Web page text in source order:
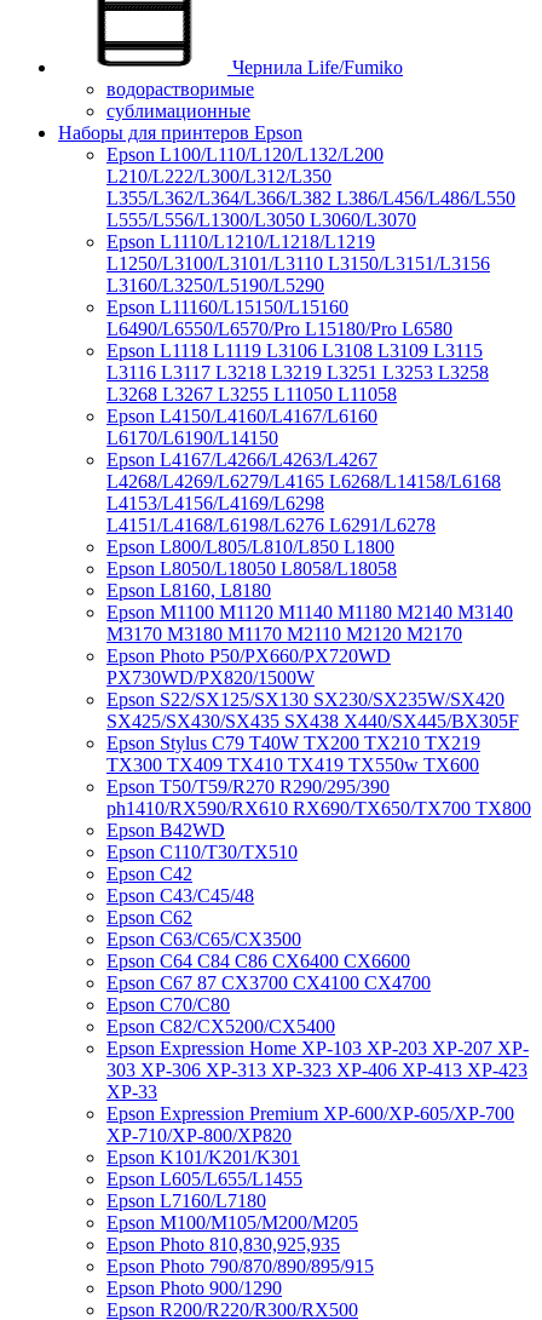
Чернила Life/Fumiko
водорастворимые
сублимационные
Наборы для принтеров Epson
Epson L100/L110/L120/L132/L200
L210/L222/L300/L312/L350
L355/L362/L364/L366/L382 L386/L456/L486/L550
L555/L556/L1300/L3050 L3060/L3070
Epson L1110/L1210/L1218/L1219
L1250/L3100/L3101/L3110 L3150/L3151/L3156
L3160/L3250/L5190/L5290
Epson L11160/L15150/L15160
L6490/L6550/L6570/Pro L15180/Pro L6580
Epson L1118 L1119 L3106 L3108 L3109 L3115
L3116 L3117 L3218 L3219 L3251 L3253 L3258
L3268 L3267 L3255 L11050 L11058
Epson L4150/L4160/L4167/L6160
L6170/L6190/L14150
Epson L4167/L4266/L4263/L4267
L4268/L4269/L6279/L4165 L6268/L14158/L6168
L4153/L4156/L4169/L6298
L4151/L4168/L6198/L6276 L6291/L6278
Epson L800/L805/L810/L850 L1800
Epson L8050/L18050 L8058/L18058
Epson L8160, L8180
Epson M1100 M1120 M1140 M1180 M2140 M3140
M3170 M3180 M1170 M2110 M2120 M2170
Epson Photo P50/PX660/PX720WD
PX730WD/PX820/1500W
Epson S22/SX125/SX130 SX230/SX235W/SX420
SX425/SX430/SX435 SX438 X440/SX445/BX305F
Epson Stylus C79 T40W TX200 TX210 TX219
TX300 TX409 TX410 TX419 TX550w TX600
Epson T50/T59/R270 R290/295/390
ph1410/RX590/RX610 RX690/TX650/TX700 TX800
Epson B42WD
Epson C110/T30/TX510
Epson C42
Epson C43/C45/48
Epson C62
Epson C63/C65/CX3500
Epson C64 C84 C86 CX6400 CX6600
Epson C67 87 CX3700 CX4100 CX4700
Epson C70/C80
Epson C82/CX5200/CX5400
Epson Expression Home XP-103 XP-203 XP-207 XP-
303 XP-306 XP-313 XP-323 XP-406 XP-413 XP-423
XP-33
Epson Expression Premium XP-600/XP-605/XP-700
XP-710/XP-800/XP820
Epson K101/K201/K301
Epson L605/L655/L1455
Epson L7160/L7180
Epson M100/M105/M200/M205
Epson Photo 810,830,925,935
Epson Photo 790/870/890/895/915
Epson Photo 900/1290
Epson R200/R220/R300/RX500